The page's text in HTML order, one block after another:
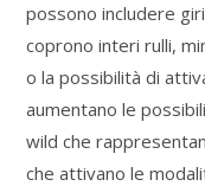
possono includere
coprono interi rulli,
o la possibilità di
aumentano le
wild che
che attivano le